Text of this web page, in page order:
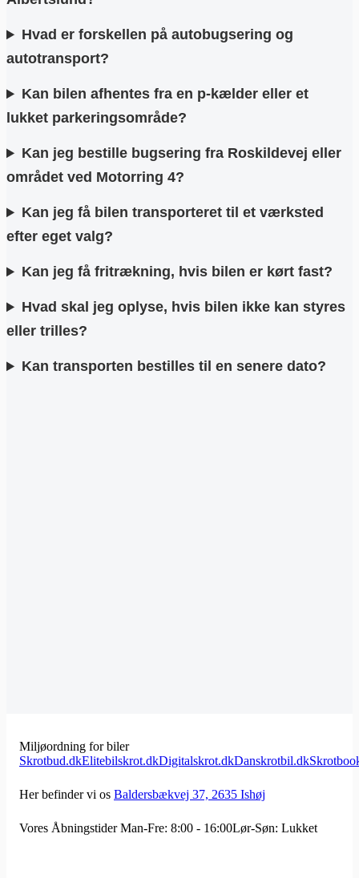
Hvad er forskellen på autobugsering og
autotransport?
Kan bilen afhentes fra en p-kælder eller et
lukket parkeringsområde?
Kan jeg bestille bugsering fra Roskildevej eller
området ved Motorring 4?
Kan jeg få bilen transporteret til et værksted
efter eget valg?
Kan jeg få fritrækning, hvis bilen er kørt fast?
Hvad skal jeg oplyse, hvis bilen ikke kan styres
eller trilles?
Kan transporten bestilles til en senere dato?
Miljøordning for biler
Skrotbud.dkElitebilskrot.dkDigitalskrot.dkDanskrotbil.dk
Her befinder vi os Baldersbækvej 37, 2635 Ishøj
Vores Åbningstider Man-Fre: 8:00 - 16:00Lør-Søn: Lukket